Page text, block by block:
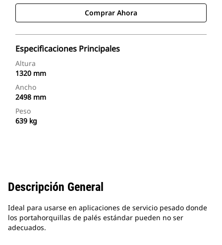
Comprar Ahora
Especificaciones Principales
Altura
1320 mm
Ancho
2498 mm
Peso
639 kg
Descripción General
Ideal para usarse en aplicaciones de servicio pesado donde
los portahorquillas de palés estándar pueden no ser
adecuados.